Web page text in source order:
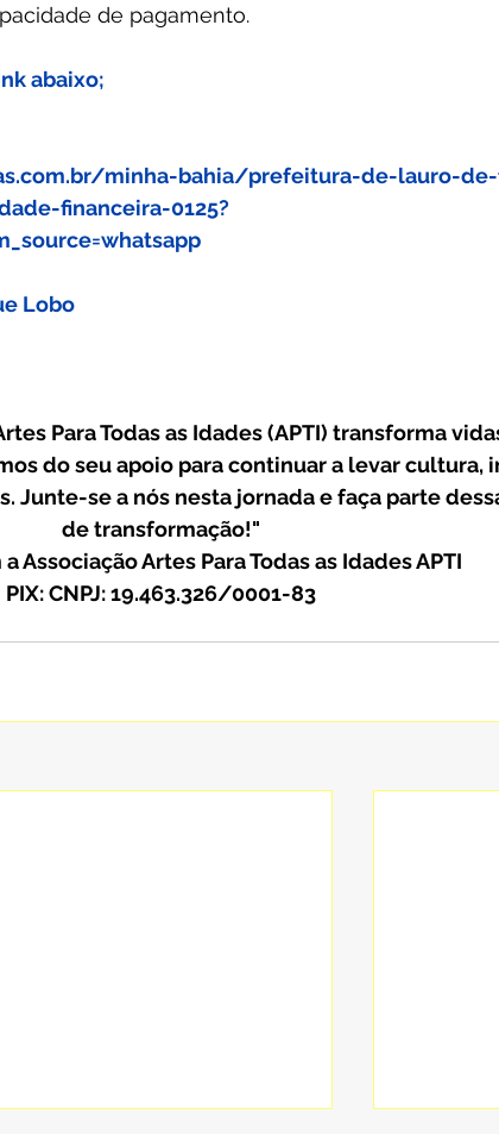
de pagamento.
abaixo;
minha-bahia/prefeitura-de-lauro-
financeira-0125?
Lobo
Para Todas as Idades (APTI) transforma
do seu apoio para continuar a levar cultura,
Junte-se a nós nesta jornada e faça parte
de transformação!"
Associação Artes Para Todas as Idades APTI
PIX: CNPJ: 19.463.326/0001-83